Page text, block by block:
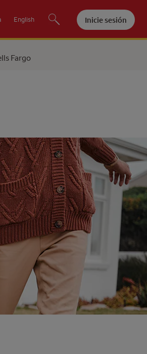
English Inicie sesión
Fargo